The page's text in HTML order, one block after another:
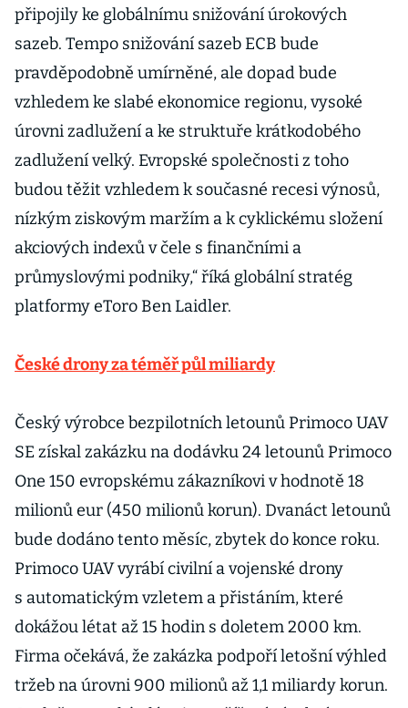
připojily ke globálnímu snižování úrokových
sazeb. Tempo snižování sazeb ECB bude
pravděpodobně umírněné, ale dopad bude
vzhledem ke slabé ekonomice regionu, vysoké
úrovni zadlužení a ke struktuře krátkodobého
zadlužení velký. Evropské společnosti z toho
budou těžit vzhledem k současné recesi výnosů,
nízkým ziskovým maržím a k cyklickému složení
akciových indexů v čele s finančními a
průmyslovými podniky,“ říká globální stratég
platformy eToro Ben Laidler.
České drony za téměř půl miliardy
Český výrobce bezpilotních letounů Primoco UAV
SE získal zakázku na dodávku 24 letounů Primoco
One 150 evropskému zákazníkovi v hodnotě 18
milionů eur (450 milionů korun). Dvanáct letounů
bude dodáno tento měsíc, zbytek do konce roku.
Primoco UAV vyrábí civilní a vojenské drony
s automatickým vzletem a přistáním, které
dokážou létat až 15 hodin s doletem 2000 km.
Firma očekává, že zakázka podpoří letošní výhled
tržeb na úrovni 900 milionů až 1,1 miliardy korun.